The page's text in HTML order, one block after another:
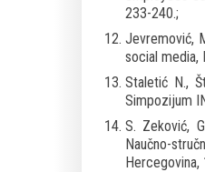
233-240.;
Jevremović,
social media,
Staletić N.,
Simpozijum
S. Zeković,
Naučno-